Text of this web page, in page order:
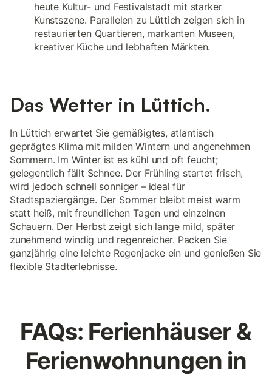
heute Kultur- und Festivalstadt mit starker
Kunstszene. Parallelen zu Lüttich zeigen sich in
restaurierten Quartieren, markanten Museen,
kreativer Küche und lebhaften Märkten.
Das Wetter in Lüttich.
In Lüttich erwartet Sie gemäßigtes, atlantisch
geprägtes Klima mit milden Wintern und angenehmen
Sommern. Im Winter ist es kühl und oft feucht;
gelegentlich fällt Schnee. Der Frühling startet frisch,
wird jedoch schnell sonniger – ideal für
Stadtspaziergänge. Der Sommer bleibt meist warm
statt heiß, mit freundlichen Tagen und einzelnen
Schauern. Der Herbst zeigt sich lange mild, später
zunehmend windig und regenreicher. Packen Sie
ganzjährig eine leichte Regenjacke ein und genießen Sie
flexible Stadterlebnisse.
FAQs: Ferienhäuser &
Ferienwohnungen in